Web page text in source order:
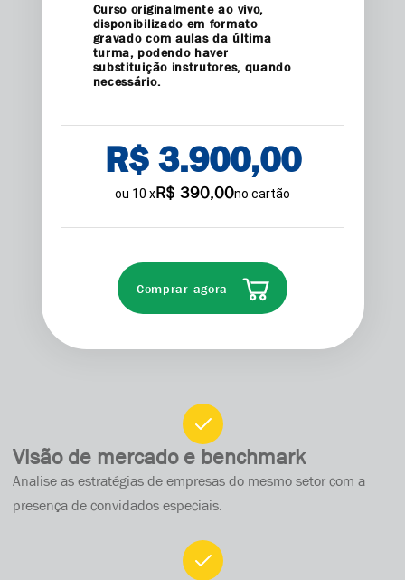
Visão de mercado e benchmark
Analise as estratégias de empresas do mesmo setor com a
presença de convidados especiais.
Curso originalmente ao vivo,
disponibilizado em formato
gravado com aulas da última
turma, podendo haver
substituição instrutores, quando
necessário.
R$ 3.900,00
ou 10 xR$ 390,00no cartão
Comprar agora